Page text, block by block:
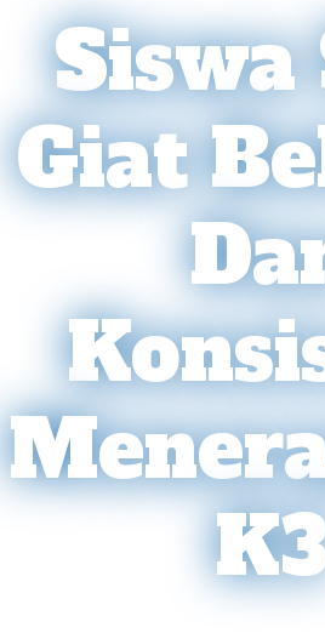
Siswa
Giat